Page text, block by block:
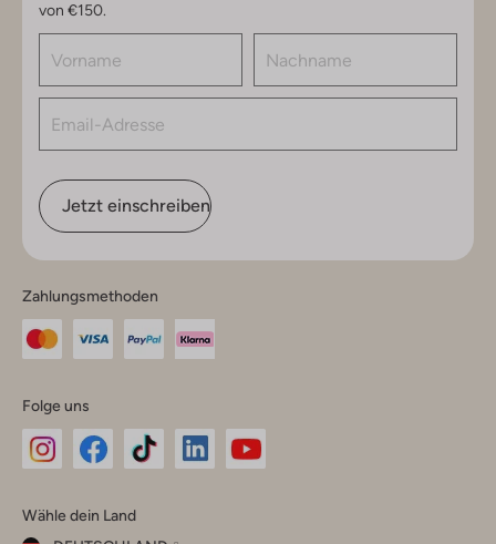
von €150.
Jetzt einschreiben
Zahlungsmethoden
Folge uns
Instagram
Facebook
TikTok
Wähle dein Land